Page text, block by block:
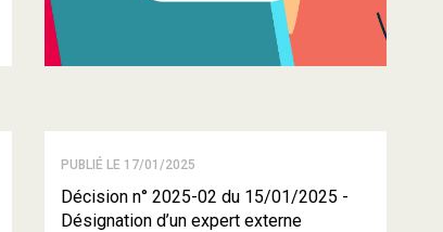
PUBLIÉ LE 17/01/2025
Décision n° 2025-02 du 15/01/2025 -
Désignation d’un expert externe